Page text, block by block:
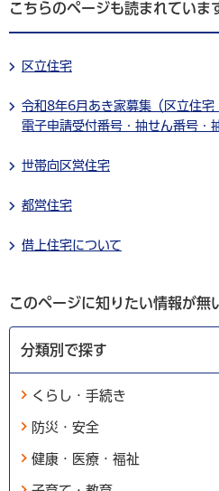
こちらのページも読まれていま
区立住宅
令和8年6月あき家募集（区立住宅
電子申請受付番号・抽せん番号・
世帯向区営住宅
都営住宅
借上住宅について
このページに知りたい情報が無
分類別で探す
くらし・手続き
防災・安全
健康・医療・福祉